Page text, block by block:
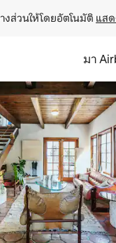
ส่วนให้โดยอัตโนมัติ แส
มา